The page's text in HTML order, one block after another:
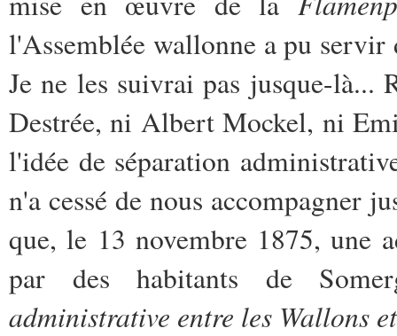
l'Assemblée wallonne a pu
Je ne les suivrai pas jusque-là...
Destrée, ni Albert Mockel, ni
l'idée de séparation
n'a cessé de nous accompagner
que, le 13 novembre 1875, une
par des habitants de
administrative entre les Wallons